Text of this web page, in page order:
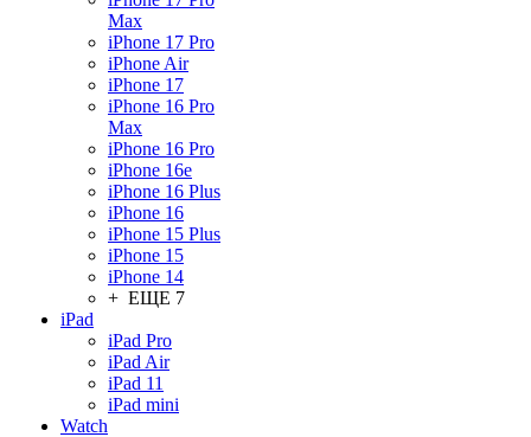
Max
iPhone 17 Pro
iPhone Air
iPhone 17
iPhone 16 Pro
Max
iPhone 16 Pro
iPhone 16e
iPhone 16 Plus
iPhone 16
iPhone 15 Plus
iPhone 15
iPhone 14
+ ЕЩЕ 7
iPad
iPad Pro
iPad Air
iPad 11
iPad mini
Watch